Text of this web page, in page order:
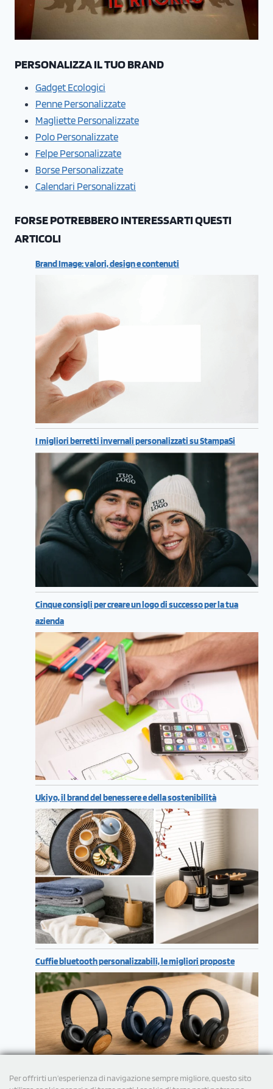
Per offrirti un'esperienza di navigazione sempre migliore, questo sito
PERSONALIZZA IL TUO BRAND
Gadget Ecologici
Penne Personalizzate
Magliette Personalizzate
Polo Personalizzate
Felpe Personalizzate
Borse Personalizzate
Calendari Personalizzati
FORSE POTREBBERO INTERESSARTI QUESTI
ARTICOLI
Brand Image: valori, design e contenuti
I migliori berretti invernali personalizzati su StampaSi
Cinque consigli per creare un logo di successo per la tua
azienda
Ukiyo, il brand del benessere e della sostenibilità
Cuffie bluetooth personalizzabili, le migliori proposte